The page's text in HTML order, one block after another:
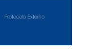
Protocolo Externo